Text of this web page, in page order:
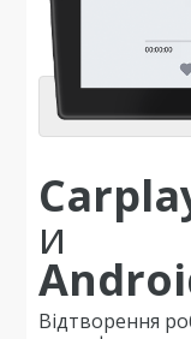
и
Відтворення